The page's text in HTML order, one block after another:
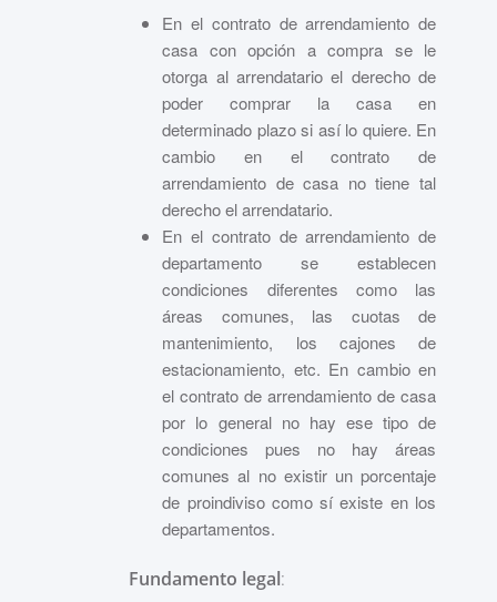
En el contrato de arrendamiento de
casa con opción a compra se le
otorga al arrendatario el derecho de
poder comprar la casa en
determinado plazo si así lo quiere. En
cambio en el contrato de
arrendamiento de casa no tiene tal
derecho el arrendatario.
En el contrato de arrendamiento de
departamento se establecen
condiciones diferentes como las
áreas comunes, las cuotas de
mantenimiento, los cajones de
estacionamiento, etc. En cambio en
el contrato de arrendamiento de casa
por lo general no hay ese tipo de
condiciones pues no hay áreas
comunes al no existir un porcentaje
de proindiviso como sí existe en los
departamentos.
Fundamento legal: